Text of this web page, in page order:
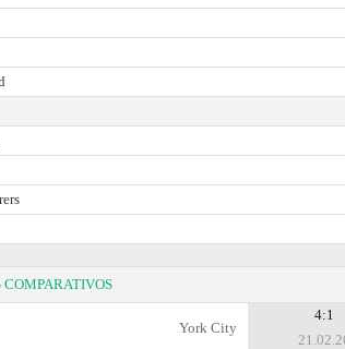
COMPARATIVOS
York City
4:1